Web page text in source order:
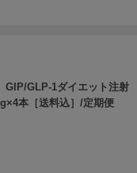
GIP/GLP-1ダイエット注射
本［送料込］/定期便